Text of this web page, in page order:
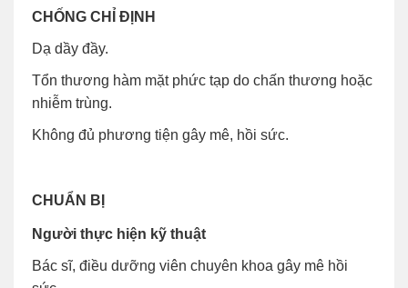
CHỐNG CHỈ ĐỊNH
Dạ dầy đầy.
Tổn thương hàm mặt phức tạp do chấn thương hoặc
nhiễm trùng.
Không đủ phương tiện gây mê, hồi sức.
CHUẨN BỊ
Người thực hiện kỹ thuật
Bác sĩ, điều dưỡng viên chuyên khoa gây mê hồi